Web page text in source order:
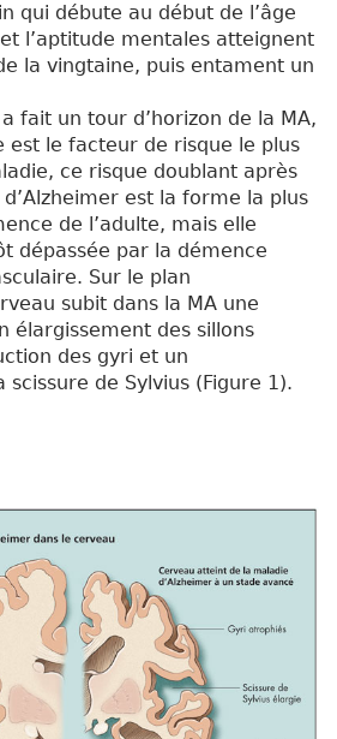
qui débute au début de l’âge
l’aptitude mentales atteignent
la vingtaine, puis entament un
a fait un tour d’horizon de la MA,
est le facteur de risque le plus
ce risque doublant après
est la forme la plus
de l’adulte, mais elle
dépassée par la démence
Sur le plan
subit dans la MA une
élargissement des sillons
des gyri et un
scissure de Sylvius (Figure 1).